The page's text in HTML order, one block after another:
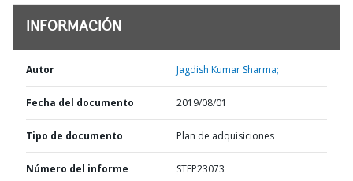
INFORMACIÓN
Autor Jagdish Kumar Sharma;
Fecha del documento 2019/08/01
Tipo de documento Plan de adquisiciones
Número del informe STEP23073